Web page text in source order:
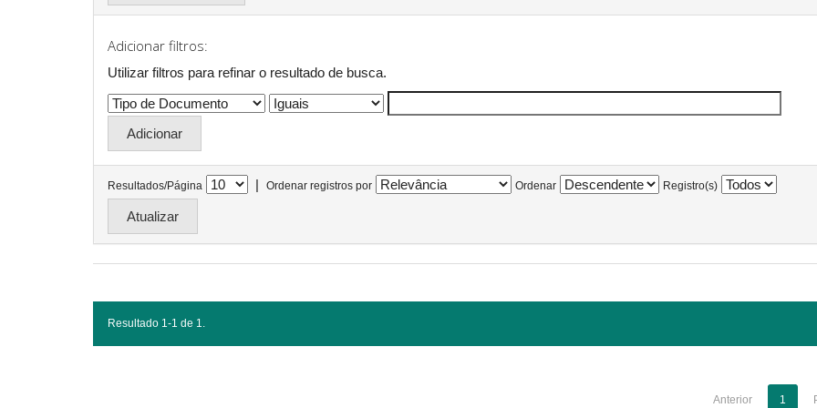
Adicionar filtros:
Utilizar filtros para refinar o resultado de busca.
Resultados/Página | Ordenar registros por Ordenar Registro(s)
Resultado 1-1 de 1.
Anterior 1